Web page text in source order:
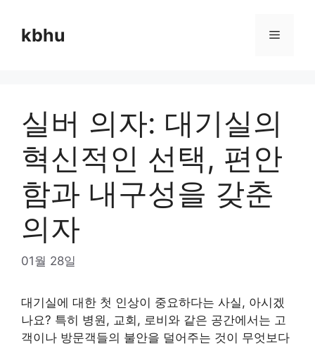
contentkbhu Menu
실버 의자: 대기실의
혁신적인 선택, 편안
함과 내구성을 갖춘
의자
01월 28일
대기실에 대한 첫 인상이 중요하다는 사실, 아시겠
나요? 특히 병원, 교회, 로비와 같은 공간에서는 고
객이나 방문객들의 불안을 덜어주는 것이 무엇보다